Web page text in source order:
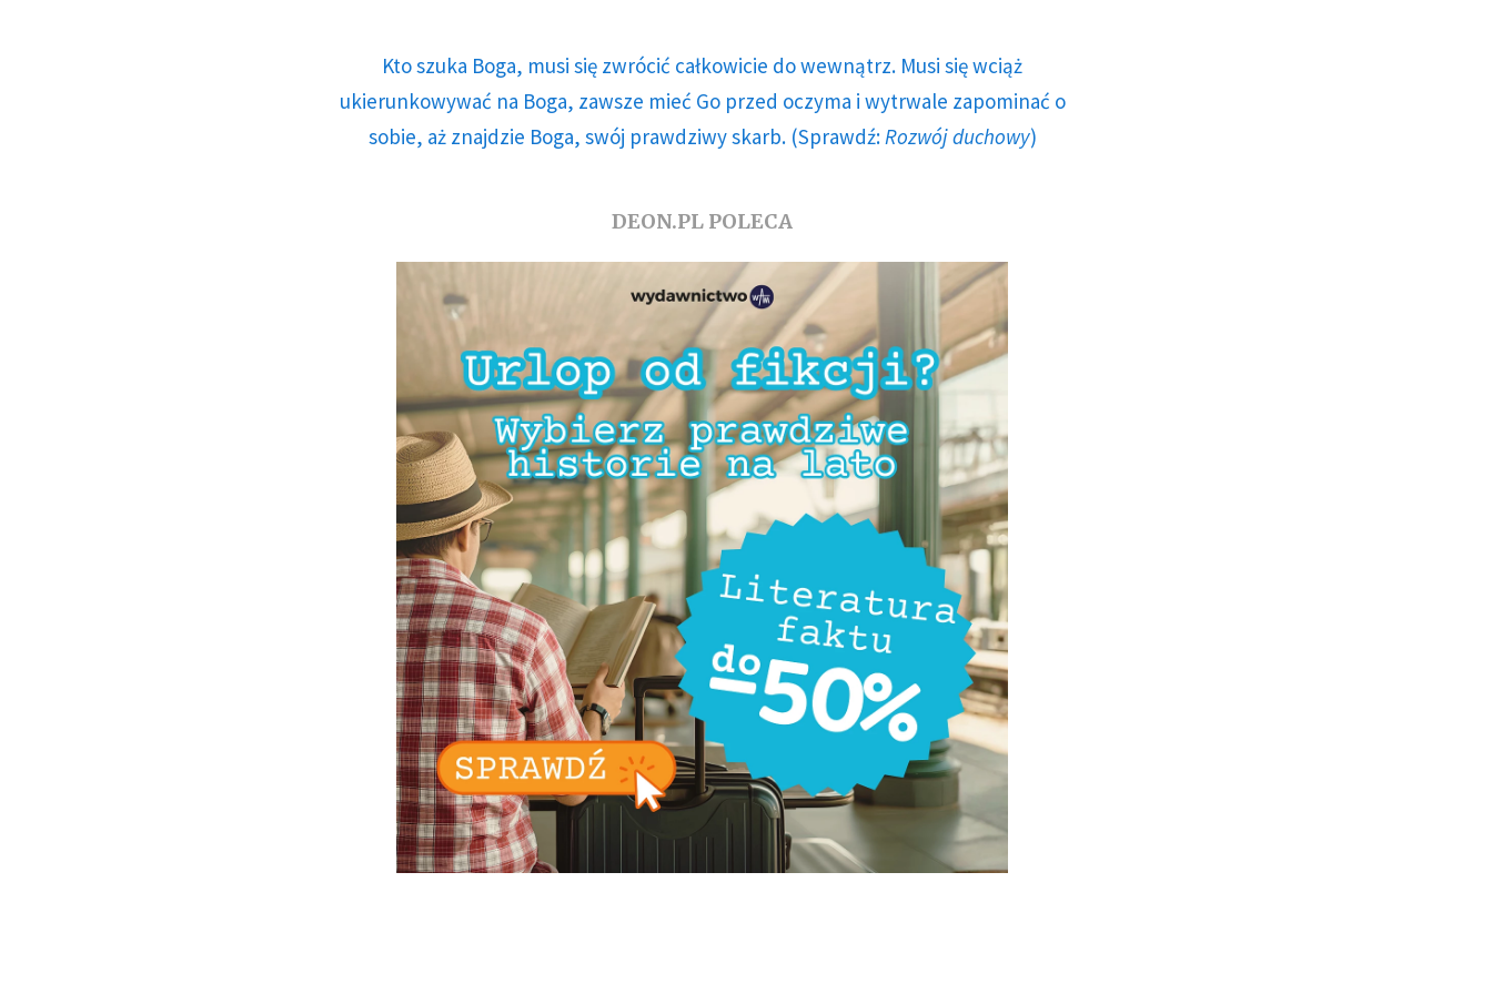
Kto szuka Boga, musi się zwrócić całkowicie do wewnątrz. Musi się wciąż
ukierunkowywać na Boga, zawsze mieć Go przed oczyma i wytrwale zapominać o
sobie, aż znajdzie Boga, swój prawdziwy skarb. (Sprawdź: Rozwój duchowy)
DEON.PL POLECA